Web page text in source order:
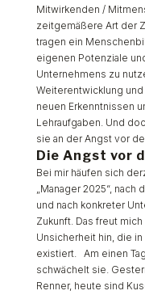
Mitwirkenden /
zeitgemäßere Art der
tragen ein
eigenen Potenziale
Unternehmens zu
Weiterentwicklung
neuen Erkenntnissen
Lehraufgaben. Und
sie an der Angst vor
Die Angst vor
Bei mir häufen sich
„Manager 2025“, nach
und nach konkreter
Zukunft. Das freut
Unsicherheit hin, die
existiert. Am einen
schwächelt sie.
Renner, heute sind